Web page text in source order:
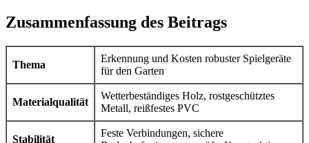
Zusammenfassung des Beitrags
Thema
Erkennung und Kosten robuster Spielgeräte
für den Garten
Materialqualität
Wetterbeständiges Holz, rostgeschütztes
Metall, reißfestes PVC
Stabilität
Feste Verbindungen, sichere